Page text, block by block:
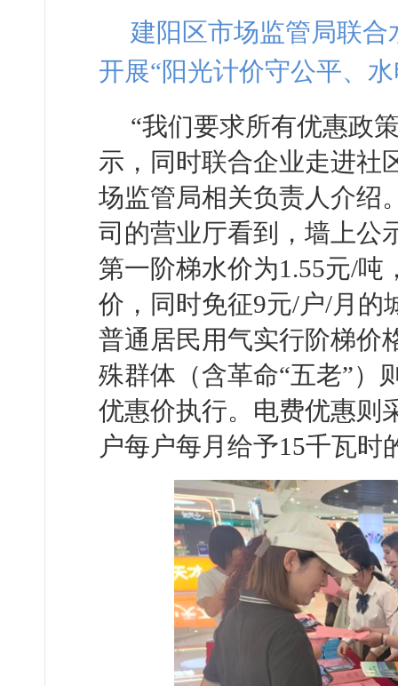
建阳区市场监管局联
开展“阳光计价守公平、
“我们要求所有优惠政
示，同时联合企业走进社
场监管局相关负责人介绍
司的营业厅看到，墙上公
第一阶梯水价为1.55元/吨
价，同时免征9元/户/月的
普通居民用气实行阶梯价
殊群体（含革命“五老”）
优惠价执行。电费优惠则
户每户每月给予15千瓦时